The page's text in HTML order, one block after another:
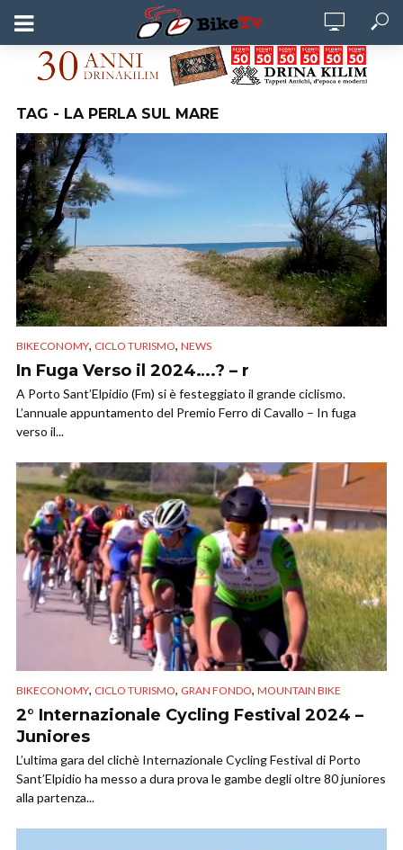
TAG - LA PERLA SUL MARE
BIKECONOMY, CICLO TURISMO, NEWS
In Fuga Verso il 2024….? – r
A Porto Sant’Elpidio (Fm) si è festeggiato il grande ciclismo.
L’annuale appuntamento del Premio Ferro di Cavallo – In fuga
verso il...
BIKECONOMY, CICLO TURISMO, GRAN FONDO, MOUNTAIN BIKE
2° Internazionale Cycling Festival 2024 –
Juniores
L’ultima gara del clichè Internazionale Cycling Festival di Porto
Sant’Elpidio ha messo a dura prova le gambe degli oltre 80 juniores
alla partenza...